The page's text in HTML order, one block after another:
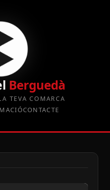
Berguedà
TEVA COMARCA
CONTACTE